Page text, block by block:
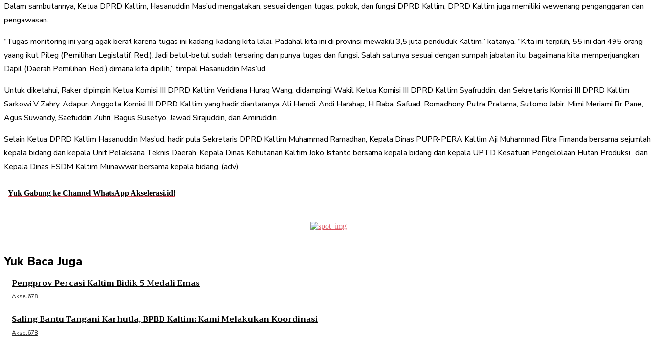
Dalam sambutannya, Ketua DPRD Kaltim, Hasanuddin Mas’ud mengatakan, sesuai dengan tugas, pokok, dan fungsi DPRD Kaltim, DPRD Kaltim juga memiliki wewenang penganggaran dan
pengawasan.
“Tugas monitoring ini yang agak berat karena tugas ini kadang-kadang kita lalai. Padahal kita ini di provinsi mewakili 3,5 juta penduduk Kaltim,” katanya. “Kita ini terpilih, 55 ini dari 495 orang
yaang ikut Pileg (Pemilihan Legislatif, Red.). Jadi betul-betul sudah tersaring dan punya tugas dan fungsi. Salah satunya sesuai dengan sumpah jabatan itu, bagaimana kita memperjuangkan
Dapil (Daerah Pemilihan, Red.) dimana kita dipilih,” timpal Hasanuddin Mas’ud.
Untuk diketahui, Raker dipimpin Ketua Komisi III DPRD Kaltim Veridiana Huraq Wang, didampingi Wakil Ketua Komisi III DPRD Kaltim Syafruddin, dan Sekretaris Komisi III DPRD Kaltim
Sarkowi V Zahry. Adapun Anggota Komisi III DPRD Kaltim yang hadir diantaranya Ali Hamdi, Andi Harahap, H Baba, Safuad, Romadhony Putra Pratama, Sutomo Jabir, Mimi Meriami Br Pane,
Agus Suwandy, Saefuddin Zuhri, Bagus Susetyo, Jawad Sirajuddin, dan Amiruddin.
Selain Ketua DPRD Kaltim Hasanuddin Mas’ud, hadir pula Sekretaris DPRD Kaltim Muhammad Ramadhan, Kepala Dinas PUPR-PERA Kaltim Aji Muhammad Fitra Firnanda bersama sejumlah
kepala bidang dan kepala Unit Pelaksana Teknis Daerah, Kepala Dinas Kehutanan Kaltim Joko Istanto bersama kepala bidang dan kepala UPTD Kesatuan Pengelolaan Hutan Produksi , dan
Kepala Dinas ESDM Kaltim Munawwar bersama kepala bidang. (adv)
Yuk Gabung ke Channel WhatsApp Akselerasi.id!
Yuk Baca Juga
Pengprov Percasi Kaltim Bidik 5 Medali Emas
Aksel678
Saling Bantu Tangani Karhutla, BPBD Kaltim: Kami Melakukan Koordinasi
Aksel678